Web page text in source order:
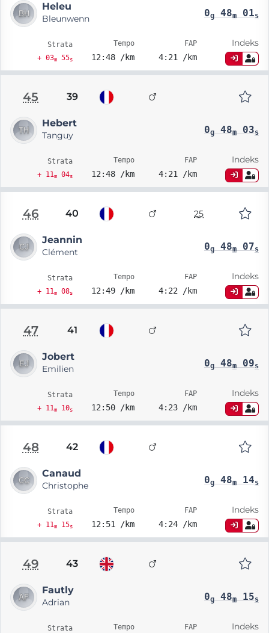
Heleu
Bleunwenn 0g48m01s
Strata
+ 03m55s
Tempo
12:48 /km
FAP
4:21 /km
Indeks
45 39
Hebert
Tanguy 0g48m03s
Strata
+ 11m04s
Tempo
12:48 /km
FAP
4:21 /km
Indeks
46 40 25
Jeannin
Clément 0g48m07s
Strata
+ 11m08s
Tempo
12:49 /km
FAP
4:22 /km
Indeks
47 41
Jobert
Emilien 0g48m09s
Strata
+ 11m10s
Tempo
12:50 /km
FAP
4:23 /km
Indeks
48 42
Canaud
Christophe 0g48m14s
Strata
+ 11m15s
Tempo
12:51 /km
FAP
4:24 /km
Indeks
49 43
Fautly
Adrian 0g48m15s
Strata
Tempo FAP Indeks